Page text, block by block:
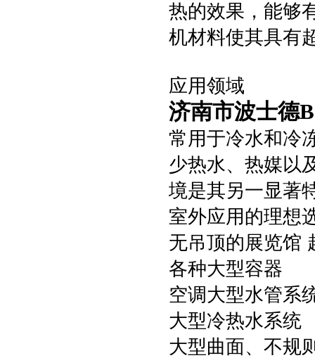
热的效果，能够
机材料使其具有
应用领域
济南市波士德
常用于冷水和冷
少热水、热媒以
境是其另一显著
室外应用的理想
无吊顶的展览馆
各种大型容器
空调大型水管系
大型冷热水系统
大型曲面、不规